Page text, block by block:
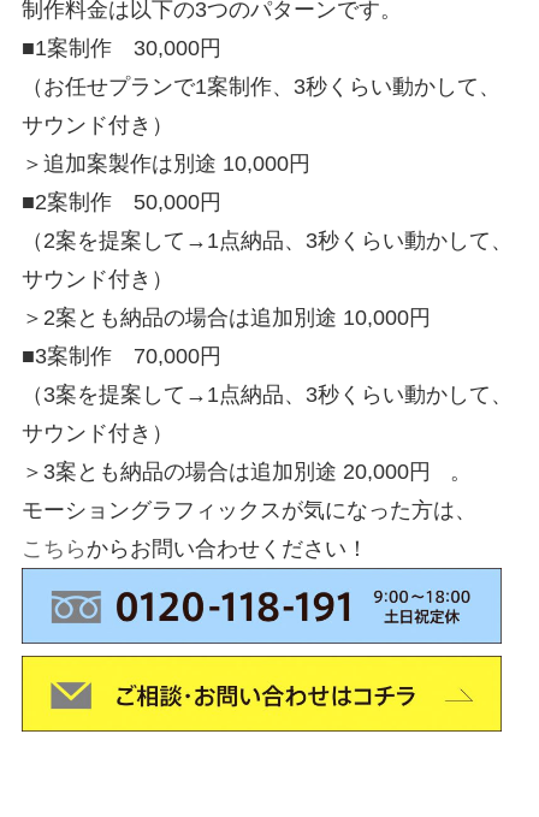
制作料金は以下の3つのパターンです。
■1案制作 30,000円
（お任せプランで1案制作、3秒くらい動かして、
サウンド付き）
＞追加案製作は別途 10,000円
■2案制作 50,000円
（2案を提案して→1点納品、3秒くらい動かして、
サウンド付き）
＞2案とも納品の場合は追加別途 10,000円
■3案制作 70,000円
（3案を提案して→1点納品、3秒くらい動かして、
サウンド付き）
＞3案とも納品の場合は追加別途 20,000円 。
モーショングラフィックスが気になった方は、
こちら からお問い合わせください！